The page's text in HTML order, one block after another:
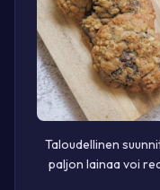
Taloudellinen
paljon lainaa voi